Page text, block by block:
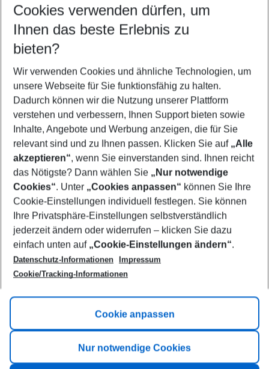
Customize your offer
Find the perfect deal which suits your best
Your departure airport
Any airport
Select your date range
10/08/26–08/08/27 5-8 nights
Who will travel
2 adults No children
Show more filter
Footer
Footer navigation
Title A
Link A
Cookies verwenden dürfen, um
Ihnen das beste Erlebnis zu
bieten?
Wir verwenden Cookies und ähnliche Technologien, um
unsere Webseite für Sie funktionsfähig zu halten.
Dadurch können wir die Nutzung unserer Plattform
verstehen und verbessern, Ihnen Support bieten sowie
Inhalte, Angebote und Werbung anzeigen, die für Sie
relevant sind und zu Ihnen passen. Klicken Sie auf „Alle
akzeptieren“, wenn Sie einverstanden sind. Ihnen reicht
das Nötigste? Dann wählen Sie „Nur notwendige
Cookies“. Unter „Cookies anpassen“ können Sie Ihre
Cookie-Einstellungen individuell festlegen. Sie können
Ihre Privatsphäre-Einstellungen selbstverständlich
jederzeit ändern oder widerrufen – klicken Sie dazu
einfach unten auf „Cookie-Einstellungen ändern“.
Datenschutz-Informationen
Impressum
Cookie/Tracking-Informationen
Cookie anpassen
Nur notwendige Cookies